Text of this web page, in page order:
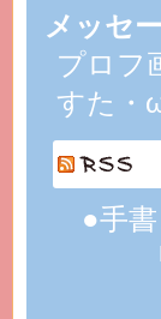
メッセ
プロフ
すた・
●手